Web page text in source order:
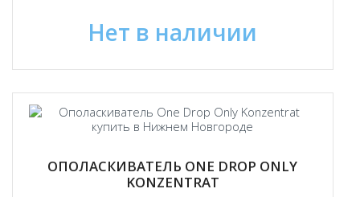
Нет в наличии
ОПОЛАСКИВАТЕЛЬ ONE DROP ONLY
KONZENTRAT